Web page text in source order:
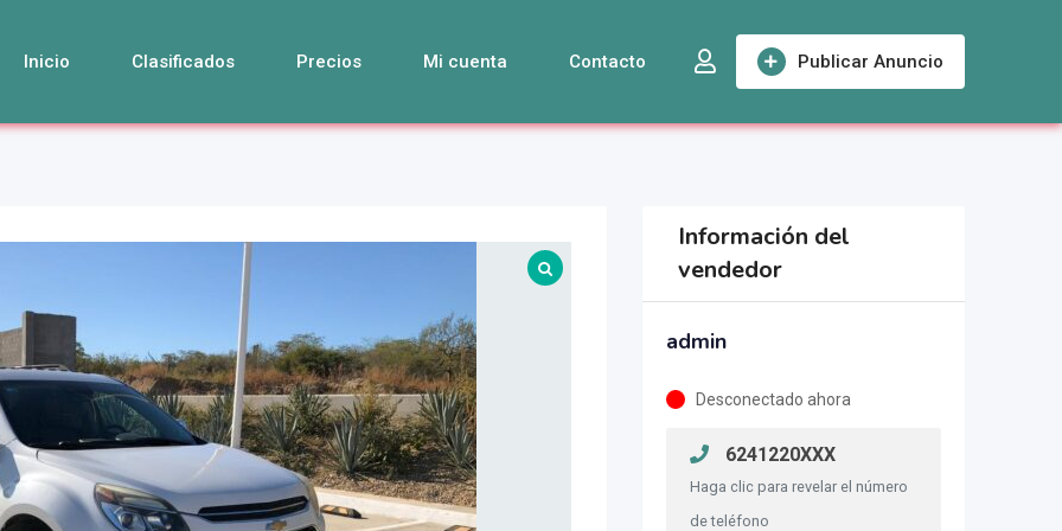
Publicar Anuncio
Inicio Clasificados Precios Mi cuenta Contacto
Información del
vendedor
admin
Desconectado ahora
6241220XXX
Haga clic para revelar el número
de teléfono